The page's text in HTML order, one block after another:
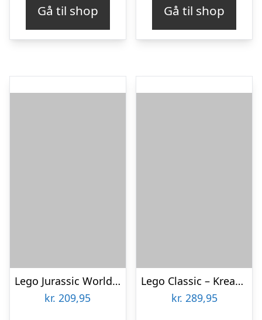
Gå til shop Gå til shop
Lego Jurassic World – Baby Dolores: Aquilops-dinosaur – 76970
kr. 209,95
Lego Classic – Kreative Dinosaurer – 11041
kr. 289,95